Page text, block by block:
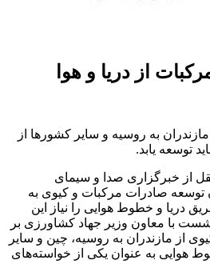
از دریا و هوا
به روسیه و سایر کشور‌ها از
توسعه یابد.
از خبرگزاری صدا و سیمای
توسعه صادرات مرکبات و کیوی به
دریا و خطوط هوایی را نیاز این
با معاون وزیر جهاد کشاورزی بر
از مازندران به روسیه، چین و سایر
هوایی به عنوان یکی از خواسته‌های